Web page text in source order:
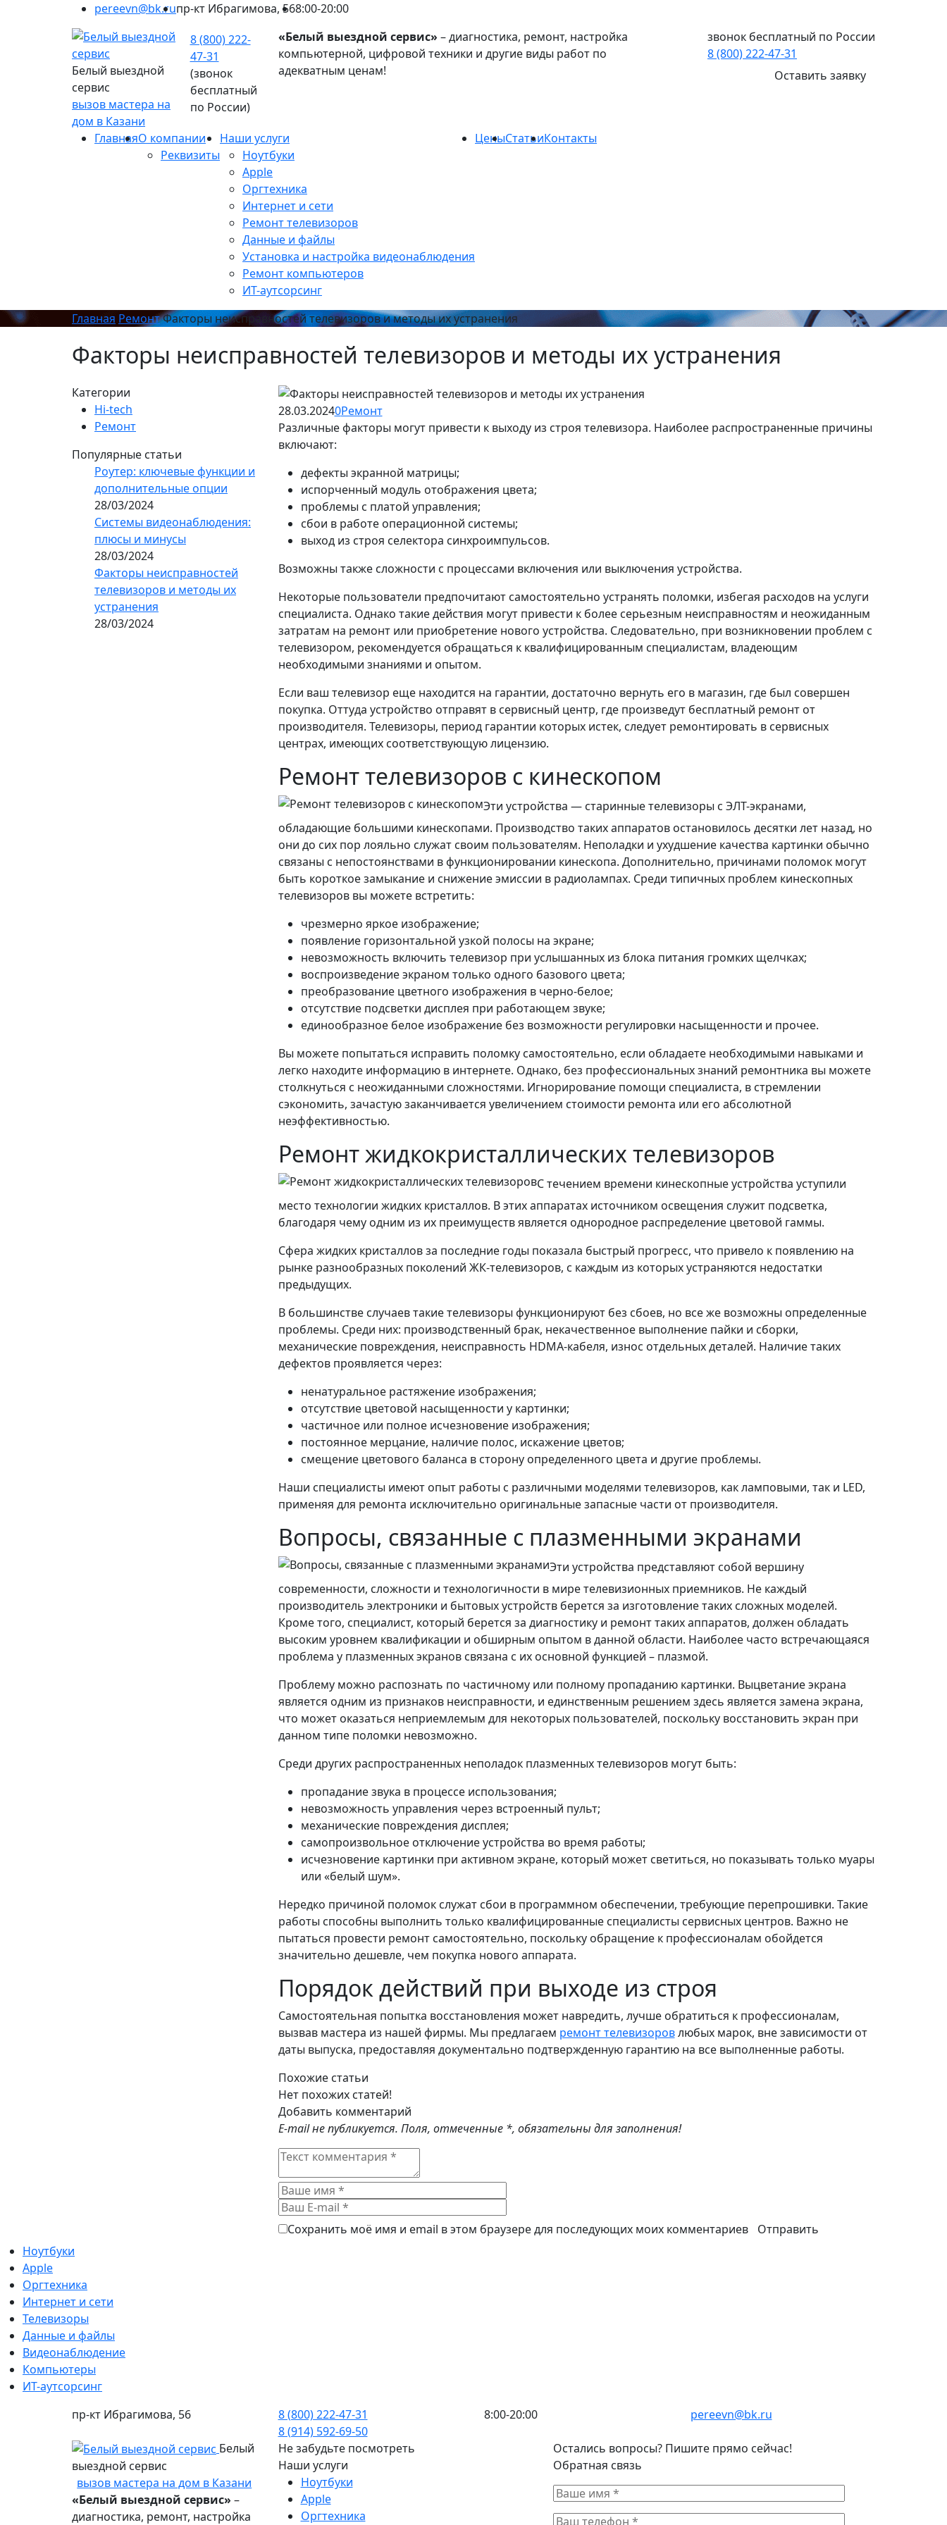
pereevn@bk.ruпр-кт Ибрагимова, 568:00-20:00
Белый выездной
сервис
вызов мастера на
дом в Казани
8 (800) 222-
47-31
(звонок
бесплатный
по России)
«Белый выездной сервис» – диагностика, ремонт, настройка
компьютерной, цифровой техники и другие виды работ по
адекватным ценам!
звонок бесплатный по России
8 (800) 222-47-31
Оставить заявку
ГлавнаяО компании
Реквизиты
Наши услуги
Ноутбуки
Apple
Оргтехника
Интернет и сети
Ремонт телевизоров
Данные и файлы
Установка и настройка видеонаблюдения
Ремонт компьютеров
ИТ-аутсорсинг
ЦеныСтатьиКонтакты
Главная РемонтФакторы неисправностей телевизоров и методы их устранения
Факторы неисправностей телевизоров и методы их устранения
28.03.20240Ремонт
Различные факторы могут привести к выходу из строя телевизора. Наиболее распространенные причины
включают:
дефекты экранной матрицы;
испорченный модуль отображения цвета;
проблемы с платой управления;
сбои в работе операционной системы;
выход из строя селектора синхроимпульсов.
Возможны также сложности с процессами включения или выключения устройства.
Некоторые пользователи предпочитают самостоятельно устранять поломки, избегая расходов на услуги
специалиста. Однако такие действия могут привести к более серьезным неисправностям и неожиданным
затратам на ремонт или приобретение нового устройства. Следовательно, при возникновении проблем с
телевизором, рекомендуется обращаться к квалифицированным специалистам, владеющим
необходимыми знаниями и опытом.
Если ваш телевизор еще находится на гарантии, достаточно вернуть его в магазин, где был совершен
покупка. Оттуда устройство отправят в сервисный центр, где произведут бесплатный ремонт от
производителя. Телевизоры, период гарантии которых истек, следует ремонтировать в сервисных
центрах, имеющих соответствующую лицензию.
Ремонт телевизоров с кинескопом
Эти устройства — старинные телевизоры с ЭЛТ-экранами,
обладающие большими кинескопами. Производство таких аппаратов остановилось десятки лет назад, но
они до сих пор лояльно служат своим пользователям. Неполадки и ухудшение качества картинки обычно
связаны с непостоянствами в функционировании кинескопа. Дополнительно, причинами поломок могут
быть короткое замыкание и снижение эмиссии в радиолампах. Среди типичных проблем кинескопных
телевизоров вы можете встретить:
чрезмерно яркое изображение;
появление горизонтальной узкой полосы на экране;
невозможность включить телевизор при услышанных из блока питания громких щелчках;
воспроизведение экраном только одного базового цвета;
преобразование цветного изображения в черно-белое;
отсутствие подсветки дисплея при работающем звуке;
единообразное белое изображение без возможности регулировки насыщенности и прочее.
Вы можете попытаться исправить поломку самостоятельно, если обладаете необходимыми навыками и
легко находите информацию в интернете. Однако, без профессиональных знаний ремонтника вы можете
столкнуться с неожиданными сложностями. Игнорирование помощи специалиста, в стремлении
сэкономить, зачастую заканчивается увеличением стоимости ремонта или его абсолютной
неэффективностью.
Ремонт жидкокристаллических телевизоров
С течением времени кинескопные устройства уступили
место технологии жидких кристаллов. В этих аппаратах источником освещения служит подсветка,
благодаря чему одним из их преимуществ является однородное распределение цветовой гаммы.
Сфера жидких кристаллов за последние годы показала быстрый прогресс, что привело к появлению на
рынке разнообразных поколений ЖК-телевизоров, с каждым из которых устраняются недостатки
предыдущих.
В большинстве случаев такие телевизоры функционируют без сбоев, но все же возможны определенные
проблемы. Среди них: производственный брак, некачественное выполнение пайки и сборки,
механические повреждения, неисправность HDMA-кабеля, износ отдельных деталей. Наличие таких
дефектов проявляется через:
ненатуральное растяжение изображения;
отсутствие цветовой насыщенности у картинки;
частичное или полное исчезновение изображения;
постоянное мерцание, наличие полос, искажение цветов;
смещение цветового баланса в сторону определенного цвета и другие проблемы.
Наши специалисты имеют опыт работы с различными моделями телевизоров, как ламповыми, так и LED,
применяя для ремонта исключительно оригинальные запасные части от производителя.
Вопросы, связанные с плазменными экранами
Эти устройства представляют собой вершину
современности, сложности и технологичности в мире телевизионных приемников. Не каждый
производитель электроники и бытовых устройств берется за изготовление таких сложных моделей.
Кроме того, специалист, который берется за диагностику и ремонт таких аппаратов, должен обладать
высоким уровнем квалификации и обширным опытом в данной области. Наиболее часто встречающаяся
проблема у плазменных экранов связана с их основной функцией – плазмой.
Проблему можно распознать по частичному или полному пропаданию картинки. Выцветание экрана
является одним из признаков неисправности, и единственным решением здесь является замена экрана,
что может оказаться неприемлемым для некоторых пользователей, поскольку восстановить экран при
данном типе поломки невозможно.
Среди других распространенных неполадок плазменных телевизоров могут быть:
пропадание звука в процессе использования;
невозможность управления через встроенный пульт;
механические повреждения дисплея;
самопроизвольное отключение устройства во время работы;
исчезновение картинки при активном экране, который может светиться, но показывать только муары
или «белый шум».
Нередко причиной поломок служат сбои в программном обеспечении, требующие перепрошивки. Такие
работы способны выполнить только квалифицированные специалисты сервисных центров. Важно не
пытаться провести ремонт самостоятельно, поскольку обращение к профессионалам обойдется
значительно дешевле, чем покупка нового аппарата.
Порядок действий при выходе из строя
Самостоятельная попытка восстановления может навредить, лучше обратиться к профессионалам,
вызвав мастера из нашей фирмы. Мы предлагаем ремонт телевизоровлюбых марок, вне зависимости от
даты выпуска, предоставляя документально подтвержденную гарантию на все выполненные работы.
Похожие статьи
Нет похожих статей!
Добавить комментарий
E-mail не публикуется. Поля, отмеченные *, обязательны для заполнения!
Сохранить моё имя и email в этом браузере для последующих моих комментариев
Категории
Hi-tech
Ремонт
Популярные статьи
Роутер: ключевые функции и
дополнительные опции
28/03/2024
Системы видеонаблюдения:
плюсы и минусы
28/03/2024
Факторы неисправностей
телевизоров и методы их
устранения
28/03/2024
Ноутбуки
Apple
Оргтехника
Интернет и сети
Телевизоры
Данные и файлы
Видеонаблюдение
Компьютеры
ИТ-аутсорсинг
пр-кт Ибрагимова, 56
8 (800) 222-47-31
8 (914) 592-69-50
8:00-20:00 pereevn@bk.ru
Белый
выездной сервис
вызов мастера на дом в Казани
«Белый выездной сервис» –
диагностика, ремонт, настройка
Не забудьте посмотреть
Наши услуги
Ноутбуки
Apple
Оргтехника
Остались вопросы? Пишите прямо сейчас!
Обратная связь